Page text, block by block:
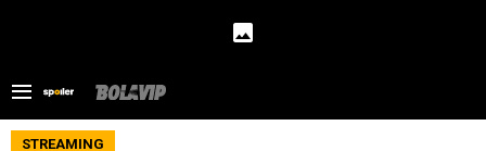
STREAMING